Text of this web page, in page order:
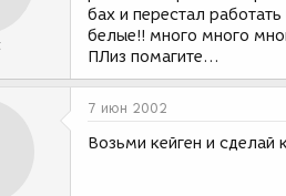
бах и перестал
белые!! много много
ПЛиз помагите...
7 июн 2002
Возьми кейген и